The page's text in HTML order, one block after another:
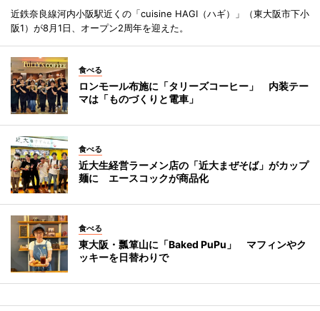
近鉄奈良線河内小阪駅近くの「cuisine HAGI（ハギ）」（東大阪市下小
阪1）が8月1日、オープン2周年を迎えた。
食べる
ロンモール布施に「タリーズコーヒー」 内装テー
マは「ものづくりと電車」
食べる
近大生経営ラーメン店の「近大まぜそば」がカップ
麺に エースコックが商品化
食べる
東大阪・瓢箪山に「Baked PuPu」 マフィンやク
ッキーを日替わりで